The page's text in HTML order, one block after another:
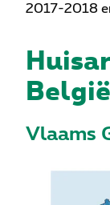
2017-2018
België
Vlaams